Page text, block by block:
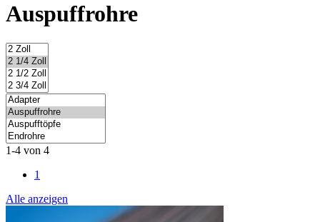
Auspuffrohre
1-4 von 4
1
Alle anzeigen